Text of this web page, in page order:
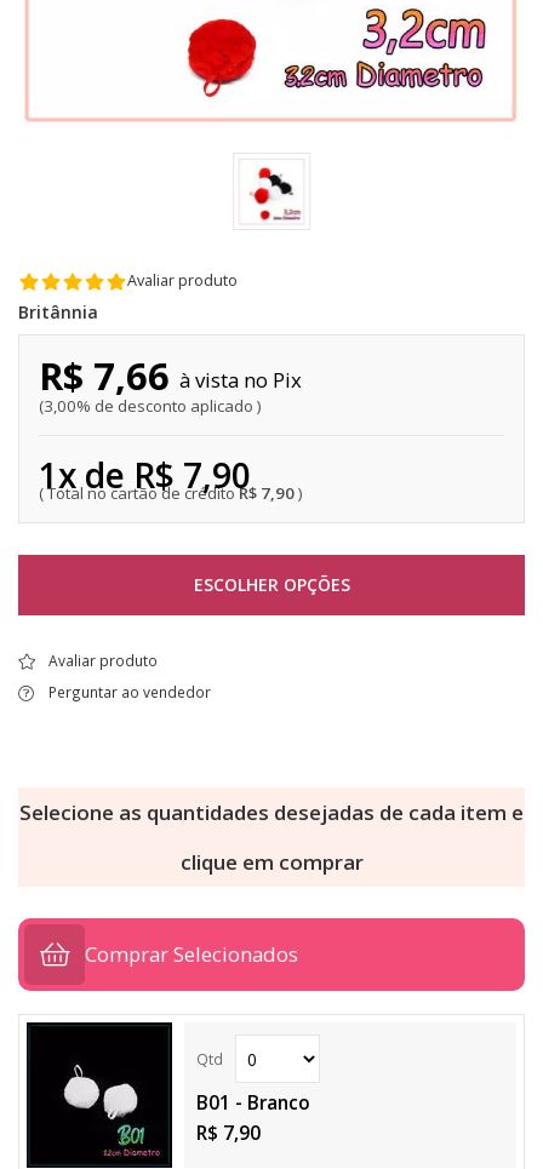
Avaliar produto
Britânnia
R$ 7,90
1x de R$ 7,90
R$ 7,66
3,00% de desconto aplicado
Pix
ESCOLHER OPÇÕES
Avaliar produto
Perguntar ao vendedor
Selecione as quantidades desejadas de cada item e
clique em comprar
Comprar Selecionados
B01 - Branco
R$ 7,90